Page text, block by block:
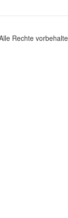
Rechte